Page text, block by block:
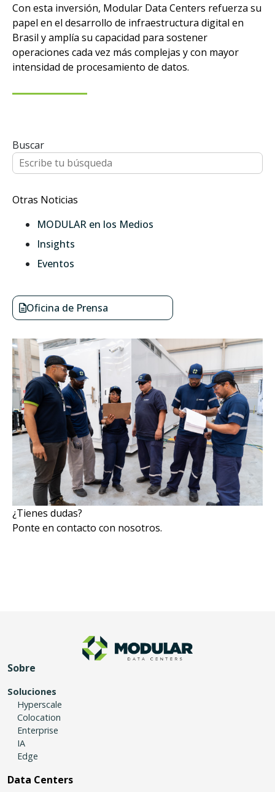
Con esta inversión, Modular Data Centers refuerza su
papel en el desarrollo de infraestructura digital en
Brasil y amplía su capacidad para sostener
operaciones cada vez más complejas y con mayor
intensidad de procesamiento de datos.
Buscar
Otras Noticias
MODULAR en los Medios
Insights
Eventos
Oficina de Prensa
¿Tienes dudas?
Ponte en contacto con nosotros.
Sobre
Soluciones
Hyperscale
Colocation
Enterprise
IA
Edge
Data Centers